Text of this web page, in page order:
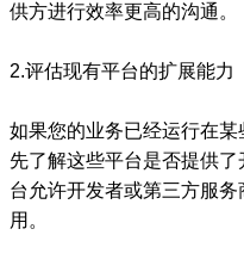
供方进行效率更高的沟通。
2.评估现有平台的扩展能力
如果您的业务已经运行在
先了解这些平台是否提供
台允许开发者或第三方服
用。